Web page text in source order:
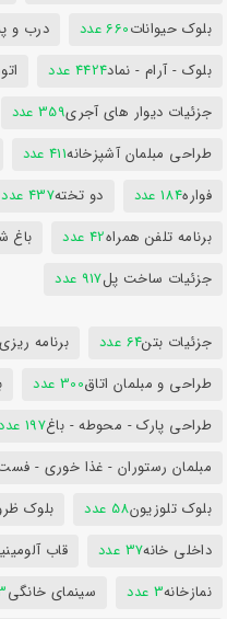
بلوک حیوانات660 عدد درب و
بلوک - آرام - نماد4424 عدد
جزئیات دیوار های آجری359 عدد
طراحی مبلمان آشپزخانه411 عدد
فواره184 عدد دو تخته437 عدد
برنامه تلفن همراه42 عدد
جزئیات ساخت پل917 عدد
جزئیات بتن64 عدد برنامه
طراحی و مبلمان اتاق300 عدد
طراحی پارک - محوطه - باغ197 عدد
مبلمان رستوران - غذا خوری -
بلوک تلوزیون58 عدد بلوک
داخلی خانه37 عدد قاب
نمازخانه3 عدد سینمای خانگی3